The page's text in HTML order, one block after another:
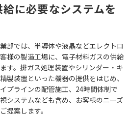
に必要なシステムを
部では、半導体や液晶などエレクトロ
様の製造工場に、電子材料ガスの供給
す。排ガス処理装置やシリンダー・キ
製装置といった機器の提供をはじめ、
プラインの配管施工、24時間体制で
システムなども含め、お客様のニーズ
提案します。